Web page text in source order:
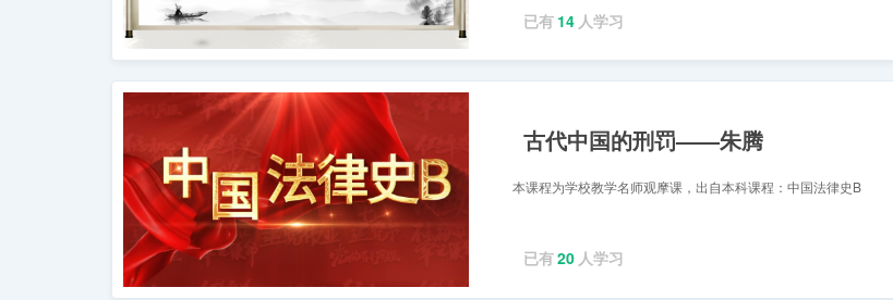
已有 14 人学习
古代中国的刑罚——朱腾
本课程为学校教学名师观摩课，出自本科课程：中国法律史B
已有20 人学习